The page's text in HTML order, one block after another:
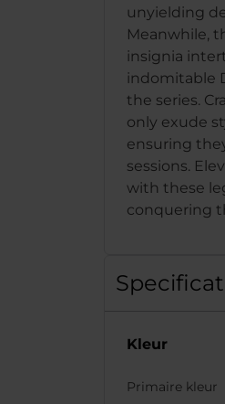
unyielding
Meanwhile,
insignia
indomitable
the series.
only exude
ensuring
sessions.
with these
conquering
Kleur
Primaire kleur